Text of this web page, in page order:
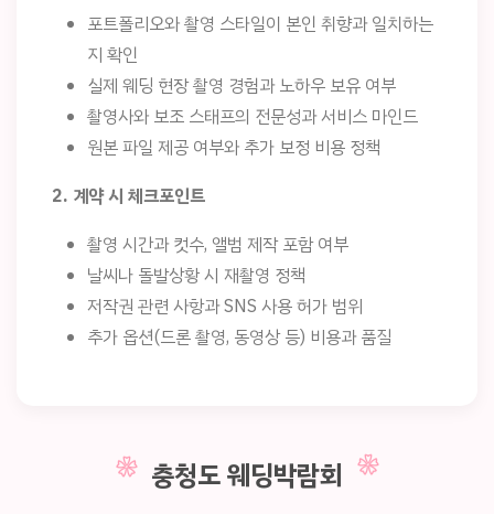
포트폴리오와 촬영 스타일이 본인 취향과 일치하는
지 확인
실제 웨딩 현장 촬영 경험과 노하우 보유 여부
촬영사와 보조 스태프의 전문성과 서비스 마인드
원본 파일 제공 여부와 추가 보정 비용 정책
2. 계약 시 체크포인트
촬영 시간과 컷수, 앨범 제작 포함 여부
날씨나 돌발상황 시 재촬영 정책
저작권 관련 사항과 SNS 사용 허가 범위
추가 옵션(드론 촬영, 동영상 등) 비용과 품질
충청도 웨딩박람회